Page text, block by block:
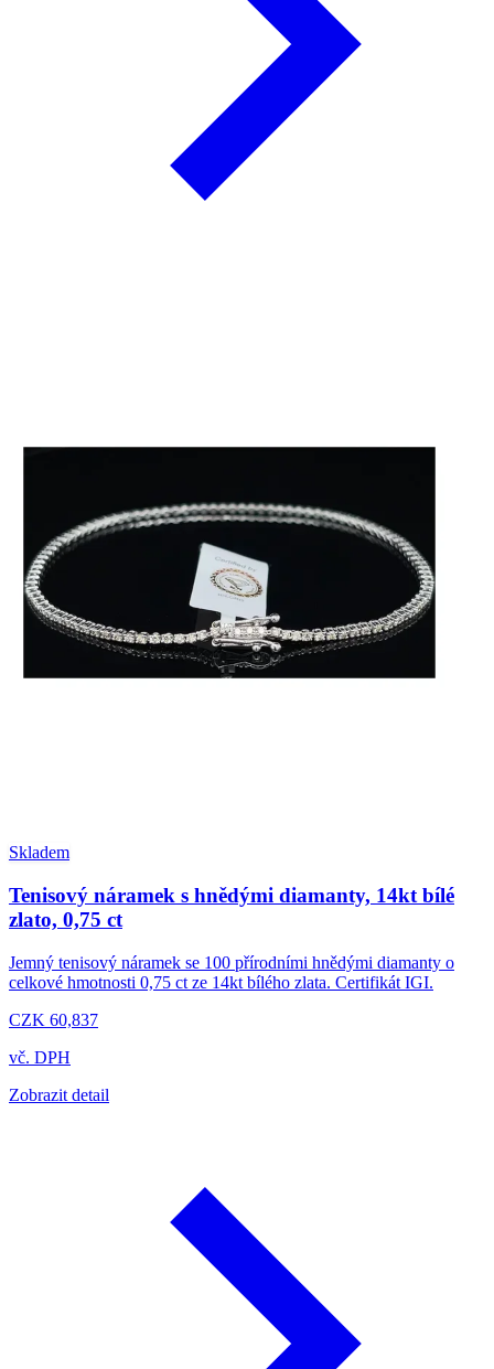
Skladem
Tenisový náramek s hnědými diamanty, 14kt bílé
zlato, 0,75 ct
Jemný tenisový náramek se 100 přírodními hnědými diamanty o
celkové hmotnosti 0,75 ct ze 14kt bílého zlata. Certifikát IGI.
CZK 60,837
vč. DPH
Zobrazit detail